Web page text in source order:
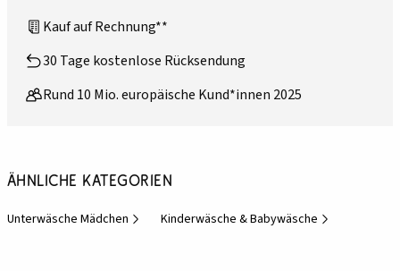
Kauf auf Rechnung**
30 Tage kostenlose Rücksendung
Rund 10 Mio. europäische Kund*innen 2025
Ähnliche Kategorien
Unterwäsche Mädchen Kinderwäsche & Babywäsche